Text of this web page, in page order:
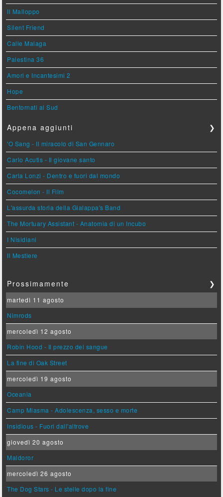
Il Malloppo
Silent Friend
Calle Malaga
Palestina 36
Amori e Incantesimi 2
Hope
Bentornati al Sud
Appena aggiunti ❯
'O Sang - Il miracolo di San Gennaro
Carlo Acutis - Il giovane santo
Carla Lonzi - Dentro e fuori dal mondo
Cocomelon - Il Film
L'assurda storia della Gialappa's Band
The Mortuary Assistant - Anatomia di un Incubo
I Nisidiani
Il Mestiere
Prossimamente ❯
martedì 11 agosto
Nimrods
mercoledì 12 agosto
Robin Hood - Il prezzo del sangue
La fine di Oak Street
mercoledì 19 agosto
Oceania
Camp Miasma - Adolescenza, sesso e morte
Insidious - Fuori dall'altrove
giovedì 20 agosto
Maldoror
mercoledì 26 agosto
The Dog Stars - Le stelle dopo la fine